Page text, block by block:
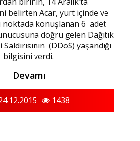
belirten Acar, yurt içinde ve
noktada konuşlanan 6 adet
doğru gelen Dağıtık
(DDoS) yaşandığı
bilgisini verdi.
Devamı
1438